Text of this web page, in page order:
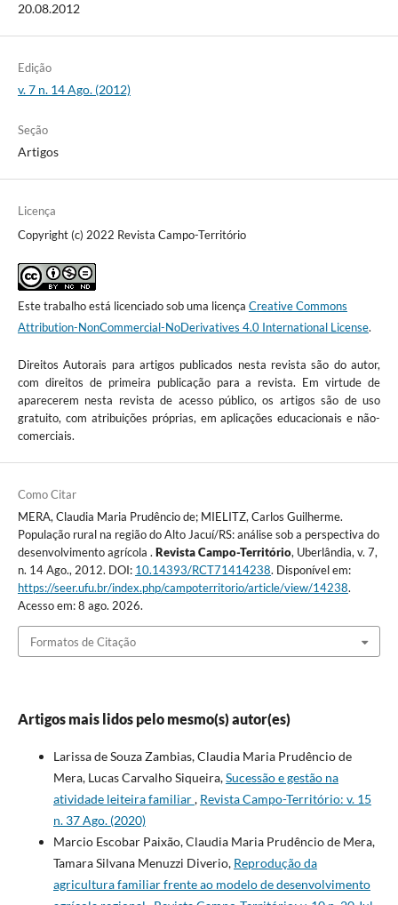
20.08.2012
Edição
v. 7 n. 14 Ago. (2012)
Seção
Artigos
Licença
Copyright (c) 2022 Revista Campo-Território
Este trabalho está licenciado sob uma licença Creative Commons
Attribution-NonCommercial-NoDerivatives 4.0 International License.
Direitos Autorais para artigos publicados nesta revista são do autor,
com direitos de primeira publicação para a revista. Em virtude de
aparecerem nesta revista de acesso público, os artigos são de uso
gratuito, com atribuições próprias, em aplicações educacionais e não-
comerciais.
Como Citar
MERA, Claudia Maria Prudêncio de; MIELITZ, Carlos Guilherme.
População rural na região do Alto Jacuí/RS: análise sob a perspectiva do
desenvolvimento agrícola . Revista Campo-Território, Uberlândia, v. 7,
n. 14 Ago., 2012. DOI: 10.14393/RCT71414238. Disponível em:
https://seer.ufu.br/index.php/campoterritorio/article/view/14238.
Acesso em: 8 ago. 2026.
Formatos de Citação
Artigos mais lidos pelo mesmo(s) autor(es)
Larissa de Souza Zambias, Claudia Maria Prudêncio de
Mera, Lucas Carvalho Siqueira,Sucessão e gestão na
atividade leiteira familiar, Revista Campo-Território: v. 15
n. 37 Ago. (2020)
Marcio Escobar Paixão, Claudia Maria Prudêncio de Mera,
Tamara Silvana Menuzzi Diverio, Reprodução da
agricultura familiar frente ao modelo de desenvolvimento